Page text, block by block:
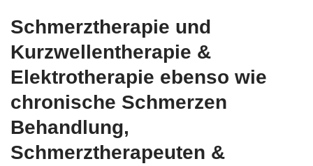
Schmerztherapie und
Kurzwellentherapie &
Elektrotherapie ebenso wie
chronische Schmerzen
Behandlung,
Schmerztherapeuten &